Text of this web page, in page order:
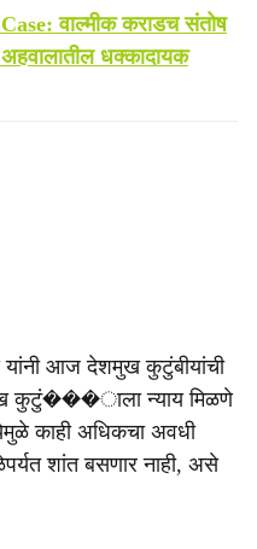
वाल्मीक कराडच संतोष
धक्कादायक
आज देशमुख कुटुंबीयांची
कुटुं���ाला न्याय मिळणे
काही अधिकचा अवधी
शांत बसणार नाही, असे